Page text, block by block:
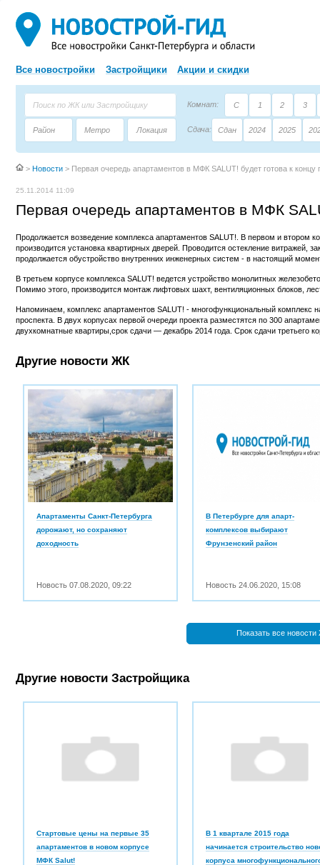
Все новостройки Застройщики Акции и скидки
Комнат: С 1 2 3
Район Метро Локация Сдача: Сдан 2024 2025
> Новости > Первая очередь апартаментов в МФК SALUT! будет готова к концу
25.11.2014 11:09
Первая очередь апартаментов в МФК
Продолжается возведение комплекса апартаментов SALUT!. В первом и втором
производится установка квартирных дверей. Проводится остекление витражей,
продолжается обустройство внутренних инженерных систем - в настоящий
В третьем корпусе комплекса SALUT! ведется устройство монолитных
Помимо этого, производится монтаж лифтовых шахт, вентиляционных блоков,
Напоминаем, комплекс апартаментов SALUT! - многофункциональный комплекс
проспекта. В двух корпусах первой очереди проекта разместятся по 300
двухкомнатные квартиры,срок сдачи — декабрь 2014 года. Срок сдачи третьего
Другие новости ЖК
Апартаменты Санкт-Петербурга
дорожают, но сохраняют
доходность
Новость07.08.2020 ,09:22
В Петербурге для апарт-
комплексов выбирают
Фрунзенский район
Новость24.06.2020 15:08
Показать все
Другие новости Застройщика
Стартовые цены на первые 35
апартаментов в новом корпусе
МФК Salut!
В 1 квартале 2015 года
начинается строительство
корпуса